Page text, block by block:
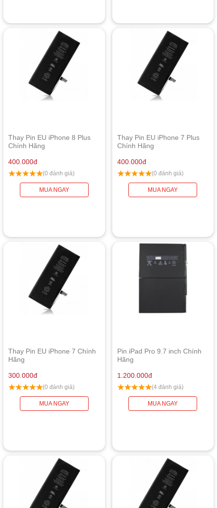
Thay Pin EU iPhone 8 Plus
Chính Hãng
400.000đ
(0 đánh giá)
MUA NGAY
Thay Pin EU iPhone 7 Plus
Chính Hãng
400.000đ
(0 đánh giá)
MUA NGAY
Thay Pin EU iPhone 7 Chính
Hãng
300.000đ
(0 đánh giá)
MUA NGAY
Pin iPad Pro 9.7 inch Chính
Hãng
1.200.000đ
(4 đánh giá)
MUA NGAY